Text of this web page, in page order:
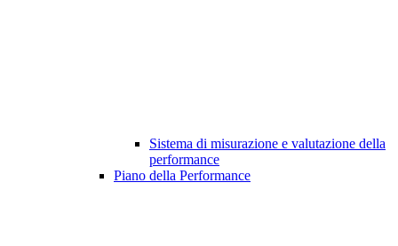
Sistema di misurazione e valutazione della
performance
Piano della Performance